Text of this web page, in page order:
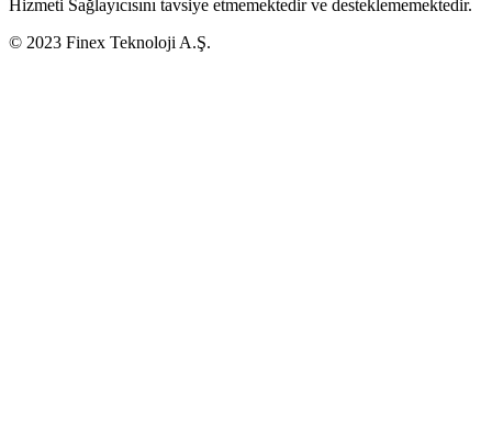
Hizmeti Sağlayıcısını tavsiye etmemektedir ve desteklememektedir.
© 2023 Finex Teknoloji A.Ş.